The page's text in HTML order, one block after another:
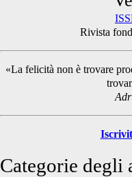
Sidebar
Rivista
«La felicità non è trovare
Categorie degli